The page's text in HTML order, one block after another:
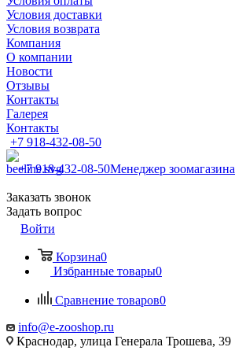
Условия доставки
Условия возврата
Компания
О компании
Новости
Отзывы
Контакты
Галерея
Контакты
+7 918-432-08-50
+7 918-432-08-50Менеджер зоомагазина
Заказать звонок
Задать вопрос
Войти
Корзина0
Избранные товары0
Сравнение товаров0
info@e-zooshop.ru
Краснодар, улица Генерала Трошева, 39